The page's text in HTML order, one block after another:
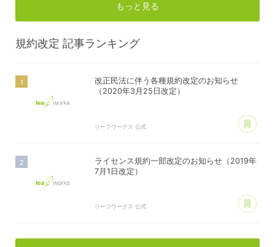
もっと見る
規約改定 記事ランキング
改正民法に伴う各種規約改定のお知らせ
（2020年3月25日改定）
リーフワークス 公式
ライセンス規約一部改定のお知らせ（2019年
7月1日改定）
リーフワークス 公式